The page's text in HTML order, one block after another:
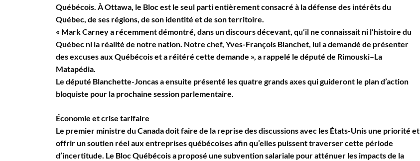
Québécois. À Ottawa, le Bloc est le seul parti entièrement consacré à la défense des intérêts du
Québec, de ses régions, de son identité et de son territoire.
« Mark Carney a récemment démontré, dans un discours décevant, qu’il ne connaissait ni l’histoire du
Québec ni la réalité de notre nation. Notre chef, Yves-François Blanchet, lui a demandé de présenter
des excuses aux Québécois et a réitéré cette demande », a rappelé le député de Rimouski–La
Matapédia.
Le député Blanchette-Joncas a ensuite présenté les quatre grands axes qui guideront le plan d’action
bloquiste pour la prochaine session parlementaire.
Économie et crise tarifaire
Le premier ministre du Canada doit faire de la reprise des discussions avec les États-Unis une priorité et
offrir un soutien réel aux entreprises québécoises afin qu’elles puissent traverser cette période
d’incertitude. Le Bloc Québécois a proposé une subvention salariale pour atténuer les impacts de la